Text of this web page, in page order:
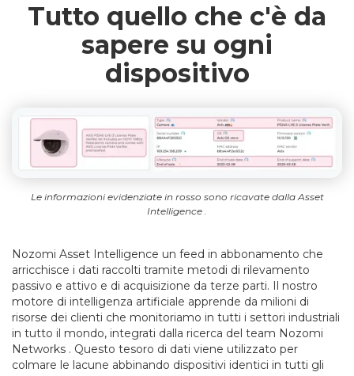
Tutto quello che c'è da
sapere su ogni
dispositivo
Le informazioni evidenziate in rosso sono ricavate dalla Asset
Intelligence .
Nozomi Asset Intelligence un feed in abbonamento che
arricchisce i dati raccolti tramite metodi di rilevamento
passivo e attivo e di acquisizione da terze parti. Il nostro
motore di intelligenza artificiale apprende da milioni di
risorse dei clienti che monitoriamo in tutti i settori industriali
in tutto il mondo, integrati dalla ricerca del team Nozomi
Networks . Questo tesoro di dati viene utilizzato per
colmare le lacune abbinando dispositivi identici in tutti gli